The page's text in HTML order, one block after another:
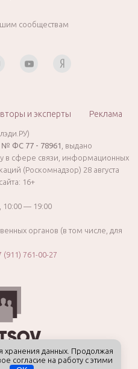
сообществам
и эксперты Реклама
ФС 77 - 78961
, выдано
в сфере связи, информационных
(Роскомнадзор) 28 августа
16+
10:00 — 19:00
органов (в том числе, для
(911) 761-00-27
хранения данных. Продолжая
согласие на работу с этими